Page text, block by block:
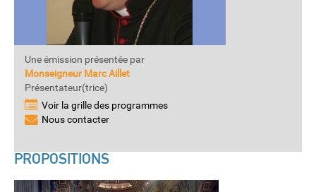
Une émission présentée par
Monseigneur Marc Aillet
Présentateur(trice)
Voir la grille des programmes
Nous contacter
PROPOSITIONS